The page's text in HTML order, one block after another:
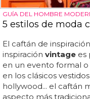
GUÍA DEL HOMBRE
5 estilos de moda
El caftán de inspiración
inspiración vintage es
en un evento formal o
en los clásicos
hollywood... el caftán
aspecto más